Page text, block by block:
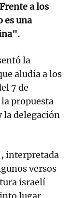
a los
es una
la
aludía a los
7 de
propuesta
delegación
interpretada
versos
israelí
lugar.